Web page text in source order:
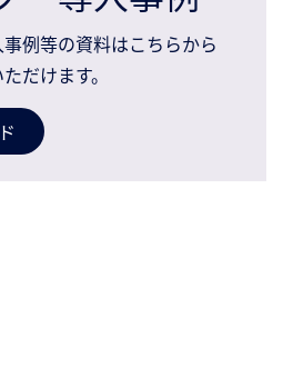
例等の資料はこちらから
だけます。